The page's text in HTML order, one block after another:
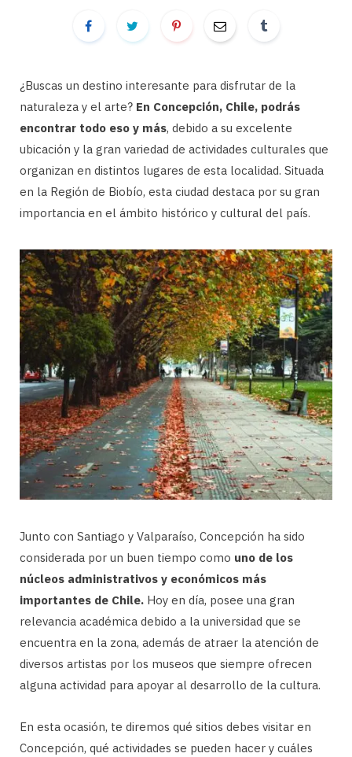
¿Buscas un destino interesante para disfrutar de la
naturaleza y el arte? En Concepción, Chile, podrás
encontrar todo eso y más, debido a su excelente
ubicación y la gran variedad de actividades culturales que
organizan en distintos lugares de esta localidad. Situada
en la Región de Biobío, esta ciudad destaca por su gran
importancia en el ámbito histórico y cultural del país.
Junto con Santiago y Valparaíso, Concepción ha sido
considerada por un buen tiempo como uno de los
núcleos administrativos y económicos más
importantes de Chile. Hoy en día, posee una gran
relevancia académica debido a la universidad que se
encuentra en la zona, además de atraer la atención de
diversos artistas por los museos que siempre ofrecen
alguna actividad para apoyar al desarrollo de la cultura.
En esta ocasión, te diremos qué sitios debes visitar en
Concepción, qué actividades se pueden hacer y cuáles